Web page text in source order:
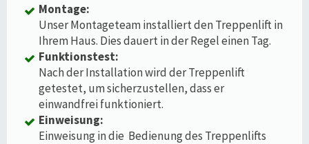
Montage:
Unser Montageteam installiert den Treppenlift in
Ihrem Haus. Dies dauert in der Regel einen Tag.
Funktionstest:
Nach der Installation wird der Treppenlift
getestet, um sicherzustellen, dass er
einwandfrei funktioniert.
Einweisung:
Einweisung in die Bedienung des Treppenlifts